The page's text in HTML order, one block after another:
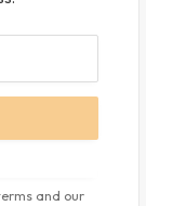
and our